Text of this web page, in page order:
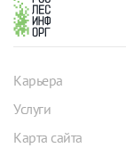
Карьера
Услуги
Карта сайта